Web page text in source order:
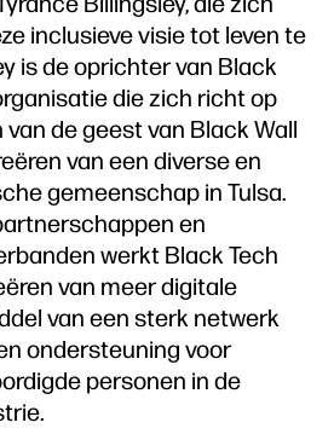
inclusieve visie tot leven te
is de oprichter van Black
die zich richt op
de geest van Black Wall
van een diverse en
gemeenschap in Tulsa.
en
werkt Black Tech
van meer digitale
van een sterk netwerk
ondersteuning voor
personen in de